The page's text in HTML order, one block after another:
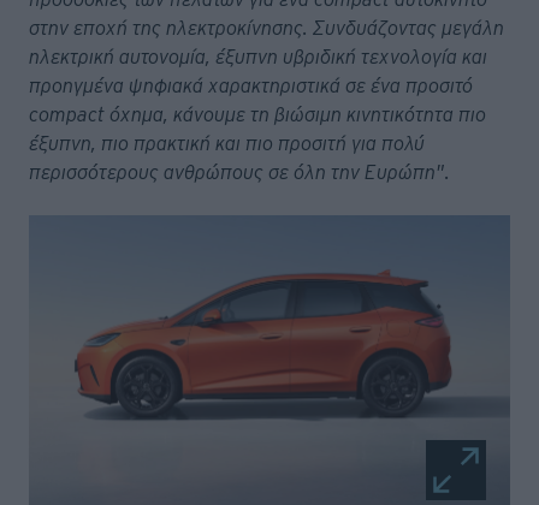
στην εποχή της ηλεκτροκίνησης. Συνδυάζοντας μεγάλη
ηλεκτρική αυτονομία, έξυπνη υβριδική τεχνολογία και
προηγμένα ψηφιακά χαρακτηριστικά σε ένα προσιτό
compact όχημα, κάνουμε τη βιώσιμη κινητικότητα πιο
έξυπνη, πιο πρακτική και πιο προσιτή για πολύ
περισσότερους ανθρώπους σε όλη την Ευρώπη".